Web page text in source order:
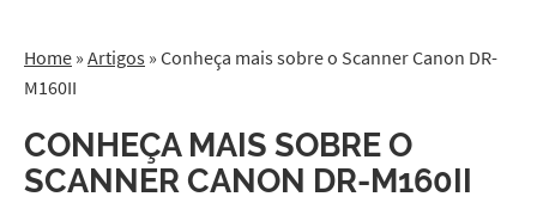
Home » Artigos » Conheça mais sobre o Scanner Canon DR-
M160II
CONHEÇA MAIS SOBRE O
SCANNER CANON DR-M160II